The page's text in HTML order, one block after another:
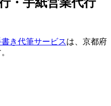
き代筆サービスは、京都府